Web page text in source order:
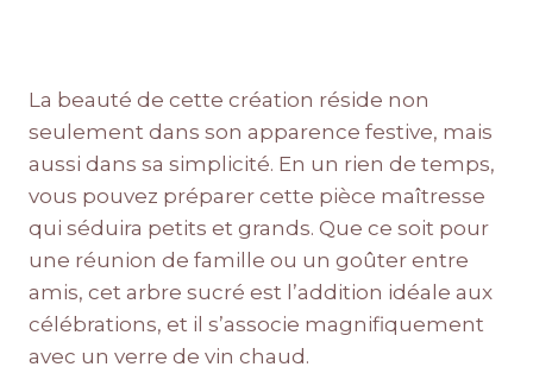
La beauté de cette création réside non
seulement dans son apparence festive, mais
aussi dans sa simplicité. En un rien de temps,
vous pouvez préparer cette pièce maîtresse
qui séduira petits et grands. Que ce soit pour
une réunion de famille ou un goûter entre
amis, cet arbre sucré est l’addition idéale aux
célébrations, et il s’associe magnifiquement
avec un verre de vin chaud.